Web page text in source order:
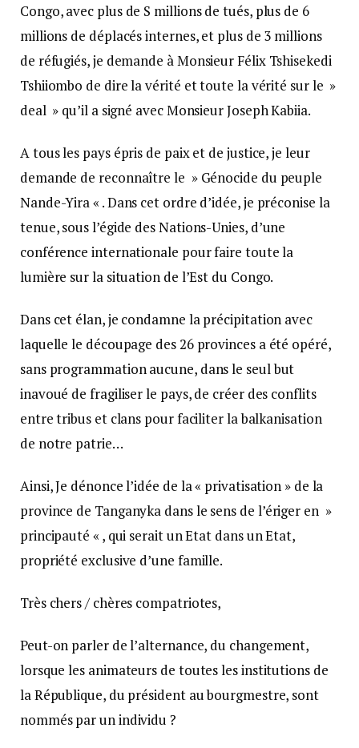
Congo, avec plus de S millions de tués, plus de 6
millions de déplacés internes, et plus de 3 millions
de réfugiés, je demande à Monsieur Félix Tshisekedi
Tshiiombo de dire la vérité et toute la vérité sur le »
deal » qu’il a signé avec Monsieur Joseph Kabiia.
A tous les pays épris de paix et de justice, je leur
demande de reconnaître le » Génocide du peuple
Nande-Yira « . Dans cet ordre d’idée, je préconise la
tenue, sous l’égide des Nations-Unies, d’une
conférence internationale pour faire toute la
lumière sur la situation de l’Est du Congo.
Dans cet élan, je condamne la précipitation avec
laquelle le découpage des 26 provinces a été opéré,
sans programmation aucune, dans le seul but
inavoué de fragiliser le pays, de créer des conflits
entre tribus et clans pour faciliter la balkanisation
de notre patrie…
Ainsi, Je dénonce l’idée de la « privatisation » de la
province de Tanganyka dans le sens de l’ériger en »
principauté « , qui serait un Etat dans un Etat,
propriété exclusive d’une famille.
Très chers / chères compatriotes,
Peut-on parler de l’alternance, du changement,
lorsque les animateurs de toutes les institutions de
la République, du président au bourgmestre, sont
nommés par un individu ?